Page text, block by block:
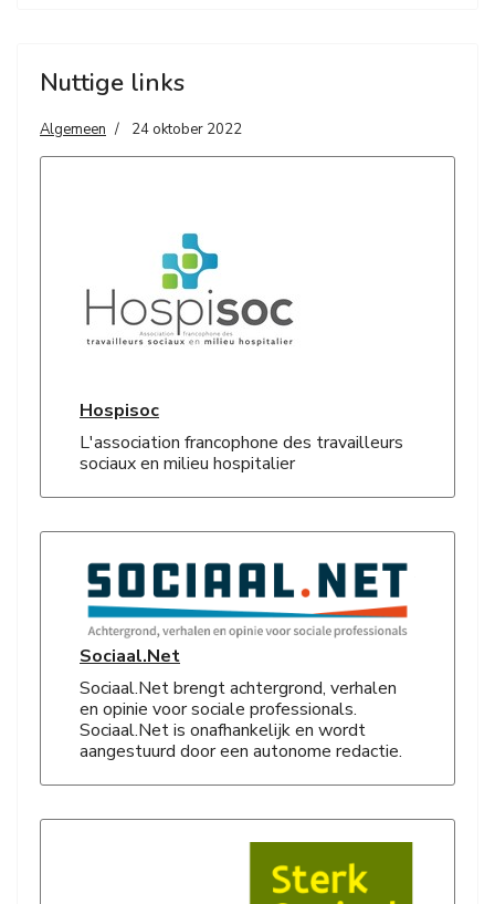
Nuttige links
Algemeen 24 oktober 2022
Hospisoc
L'association francophone des travailleurs
sociaux en milieu hospitalier
Sociaal.Net
Sociaal.Net brengt achtergrond, verhalen
en opinie voor sociale professionals.
Sociaal.Net is onafhankelijk en wordt
aangestuurd door een autonome redactie.